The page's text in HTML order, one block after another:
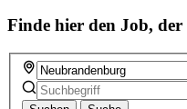
Finde hier den Job, der